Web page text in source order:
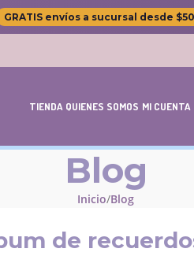
GRATIS envíos a sucursal desde
TIENDA QUIENES SOMOS MI CUENTA
Blog
Inicio Blog
de